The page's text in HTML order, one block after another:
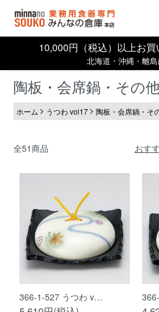
10,000円（税込）以上お
北海道・沖縄・離
陶板・会席鍋・その
ホーム うつわ vol17 陶板・会席鍋・そ
全51商品 おす
366-1-527 うつわ v…